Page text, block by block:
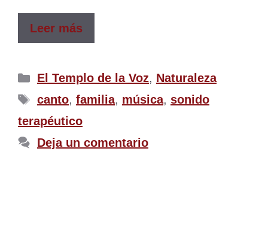
Leer más
El Templo de la Voz, Naturaleza
canto, familia, música, sonido
terapéutico
Deja un comentario